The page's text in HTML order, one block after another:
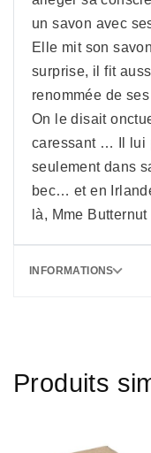
un savon avec
Elle mit son
surprise, il fit
renommée de
On le disait
caressant … Il lui
seulement dans
bec… et en
là, Mme
INFORMATIONS
Produits